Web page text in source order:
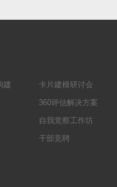
建 卡片建模研讨会
360评估解决方案
自我觉察工作坊
干部竞聘